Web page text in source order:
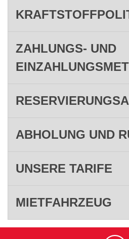
ZAHLUNGS- UND
ABHOLUNG UND
UNSERE TARIFE
MIETFAHRZEUG